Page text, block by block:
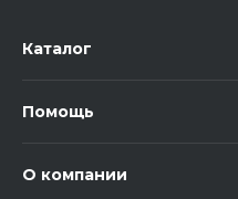
Каталог
Помощь
О компании